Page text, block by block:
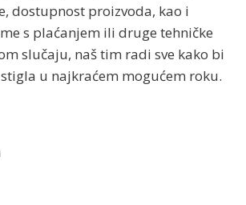
dostupnost proizvoda, kao i
s plaćanjem ili druge tehničke
slučaju, naš tim radi sve kako bi
u najkraćem mogućem roku.